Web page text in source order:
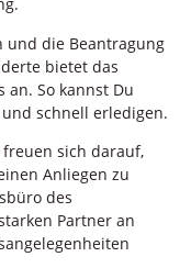
und die Beantragung
bietet das
an. So kannst Du
schnell erledigen.
sich darauf,
Anliegen zu
des
Partner an